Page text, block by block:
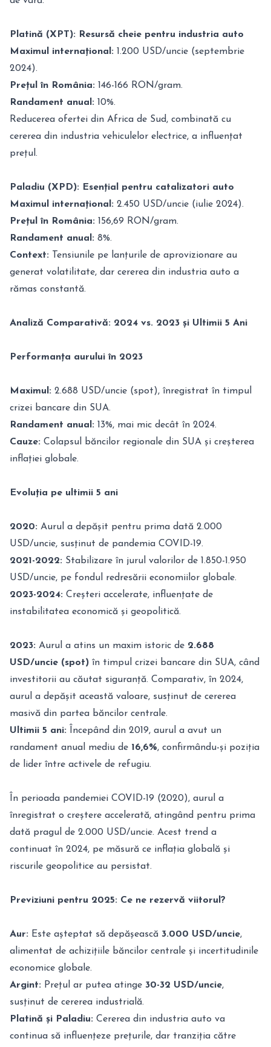
Platină (XPT): Resursă cheie pentru industria auto
Maximul internațional: 1.200 USD/uncie (septembrie
2024).
Prețul în România: 146-166 RON/gram.
Randament anual: 10%.
Reducerea ofertei din Africa de Sud, combinată cu
cererea din industria vehiculelor electrice, a influențat
prețul.
Paladiu (XPD): Esențial pentru catalizatori auto
Maximul internațional: 2.450 USD/uncie (iulie 2024).
Prețul în România: 156,69 RON/gram.
Randament anual: 8%.
Context: Tensiunile pe lanțurile de aprovizionare au
generat volatilitate, dar cererea din industria auto a
rămas constantă.
Analiză Comparativă: 2024 vs. 2023 și Ultimii 5 Ani
Performanța aurului în 2023
Maximul: 2.688 USD/uncie (spot), înregistrat în timpul
crizei bancare din SUA.
Randament anual: 13%, mai mic decât în 2024.
Cauze: Colapsul băncilor regionale din SUA și creșterea
inflației globale.
Evoluția pe ultimii 5 ani
2020: Aurul a depășit pentru prima dată 2.000
USD/uncie, susținut de pandemia COVID-19.
2021-2022: Stabilizare în jurul valorilor de 1.850-1.950
USD/uncie, pe fondul redresării economiilor globale.
2023-2024: Creșteri accelerate, influențate de
instabilitatea economică și geopolitică.
2023: Aurul a atins un maxim istoric de 2.688
USD/uncie (spot) în timpul crizei bancare din SUA, când
investitorii au căutat siguranță. Comparativ, în 2024,
aurul a depășit această valoare, susținut de cererea
masivă din partea băncilor centrale.
Ultimii 5 ani: Începând din 2019, aurul a avut un
randament anual mediu de 16,6%, confirmându-și poziția
de lider între activele de refugiu.
În perioada pandemiei COVID-19 (2020), aurul a
înregistrat o creștere accelerată, atingând pentru prima
dată pragul de 2.000 USD/uncie. Acest trend a
continuat în 2024, pe măsură ce inflația globală și
riscurile geopolitice au persistat.
Previziuni pentru 2025: Ce ne rezervă viitorul?
Aur: Este așteptat să depășească 3.000 USD/uncie,
alimentat de achizițiile băncilor centrale și incertitudinile
economice globale.
Argint: Prețul ar putea atinge 30-32 USD/uncie,
susținut de cererea industrială.
Platină și Paladiu: Cererea din industria auto va
continua să influențeze prețurile, dar tranziția către